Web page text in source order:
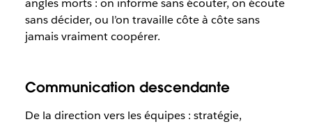
angles morts : on informe sans écouter, on écoute
sans décider, ou l’on travaille côte à côte sans
jamais vraiment coopérer.
Communication descendante
De la direction vers les équipes : stratégie,